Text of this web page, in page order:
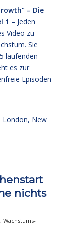
– Die
1 – Jeden
Video zu
Sie
laufenden
es zur
Episoden
London, New
nichts
, Wachstums-